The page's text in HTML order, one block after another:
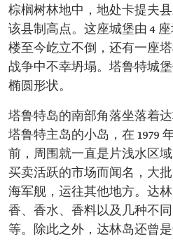
棕榈树林地中，地处卡提夫
该县制高点。这座城堡由 4
楼至今屹立不倒，还有一座
战争中不幸坍塌。塔鲁特城
椭圆形状。
塔鲁特岛的南部角落坐落着
塔鲁特主岛的小岛，在 1979
前，周围就一直是片浅水区
买卖活跃的市场而闻名，大
海军舰，运往其他地方。达
香、香水、香料以及几种不
等。除此之外，达林岛还曾